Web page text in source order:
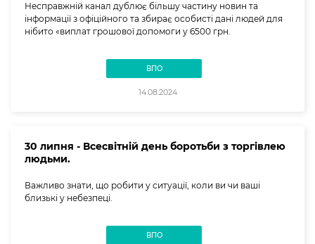
Несправжній канал дублює більшу частину новин та
інформації з офіційного та збирає особисті дані людей для
нібито «виплат грошової допомоги у 6500 грн.
ВПО
14.08.2024
30 липня - Всесвітній день боротьби з торгівлею
людьми.
Важливо знати, що робити у ситуації, коли ви чи ваші
близькі у небезпеці.
ВПО